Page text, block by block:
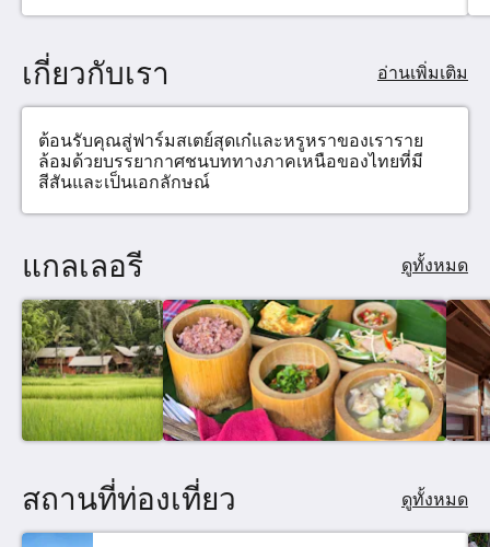
ความต้องการของท่านวิวทุ่งนาและภูเขาห้องนี้ไม่
สามารถเสริมเตียงได้ และไม่อนุญาตเด็กต่ำกว่า 8 ปี
เข้าพัก
เกี่ยวกับเรา อ่านเพิ่มเติม
ต้อนรับคุณสู่ฟาร์มสเตย์สุดเก๋และหรูหราของเราราย
ล้อมด้วยบรรยากาศชนบททางภาคเหนือของไทยที่มี
สีสันและเป็นเอกลักษณ์
แกลเลอรี ดูทั้งหมด
สถานที่ท่องเที่ยว ดูทั้งหมด